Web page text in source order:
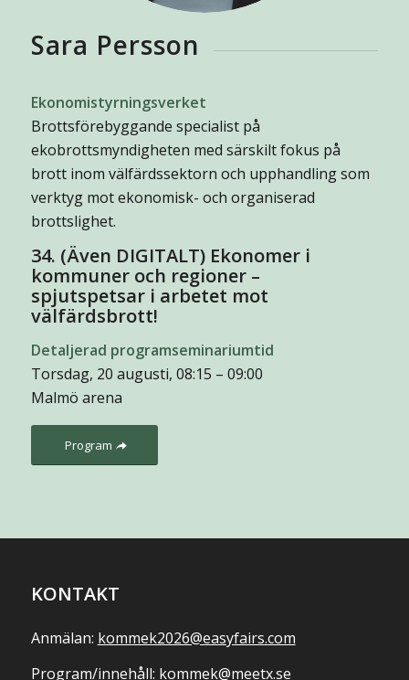
Sara Persson
Ekonomistyrningsverket
Brottsförebyggande specialist på
ekobrottsmyndigheten med särskilt fokus på
brott inom välfärdssektorn och upphandling som
verktyg mot ekonomisk- och organiserad
brottslighet.
34. (Även DIGITALT) Ekonomer i
kommuner och regioner –
spjutspetsar i arbetet mot
välfärdsbrott!
Detaljerad programseminariumtid
Torsdag, 20 augusti, 08:15 – 09:00
Malmö arena
Program
KONTAKT
Anmälan: kommek2026@easyfairs.com
Program/innehåll: kommek@meetx.se